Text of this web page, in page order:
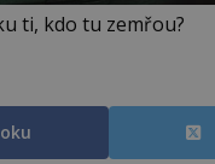
ti, kdo tu zemřou?